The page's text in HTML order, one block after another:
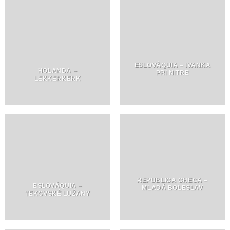
HOLANDA –
LEKKERKERK
ESLOVÁQUIA – IVANKA
PRI NITRE
ESLOVÁQUIA –
TEKOVSKÉ LUŽANY
REPUBLICA CHECA –
MLADÁ BOLESLAV